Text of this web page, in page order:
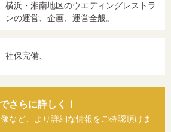
横浜・湘南地区のウエディングレストラ
ンの運営、企画、運営全般。
社保完備、
さらに詳しく！
など、より詳細な情報をご確認頂けま